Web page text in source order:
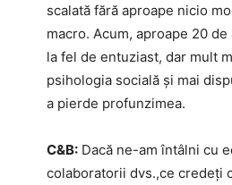
scalată fără aproape nicio
macro. Acum, aproape 20
la fel de entuziast, dar mult
psihologia socială și mai
a pierde profunzimea.
C&B: Dacă ne-am întâlni cu
colaboratorii dvs.,ce credeți